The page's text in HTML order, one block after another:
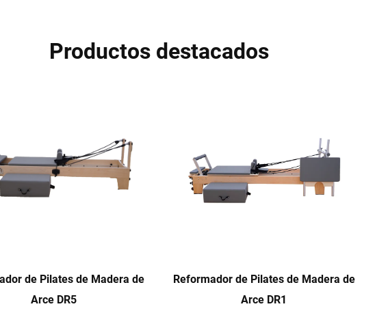
Productos destacados
de Pilates de Madera de
Arce DR5
Reformador de Pilates de Madera de
Arce DR1